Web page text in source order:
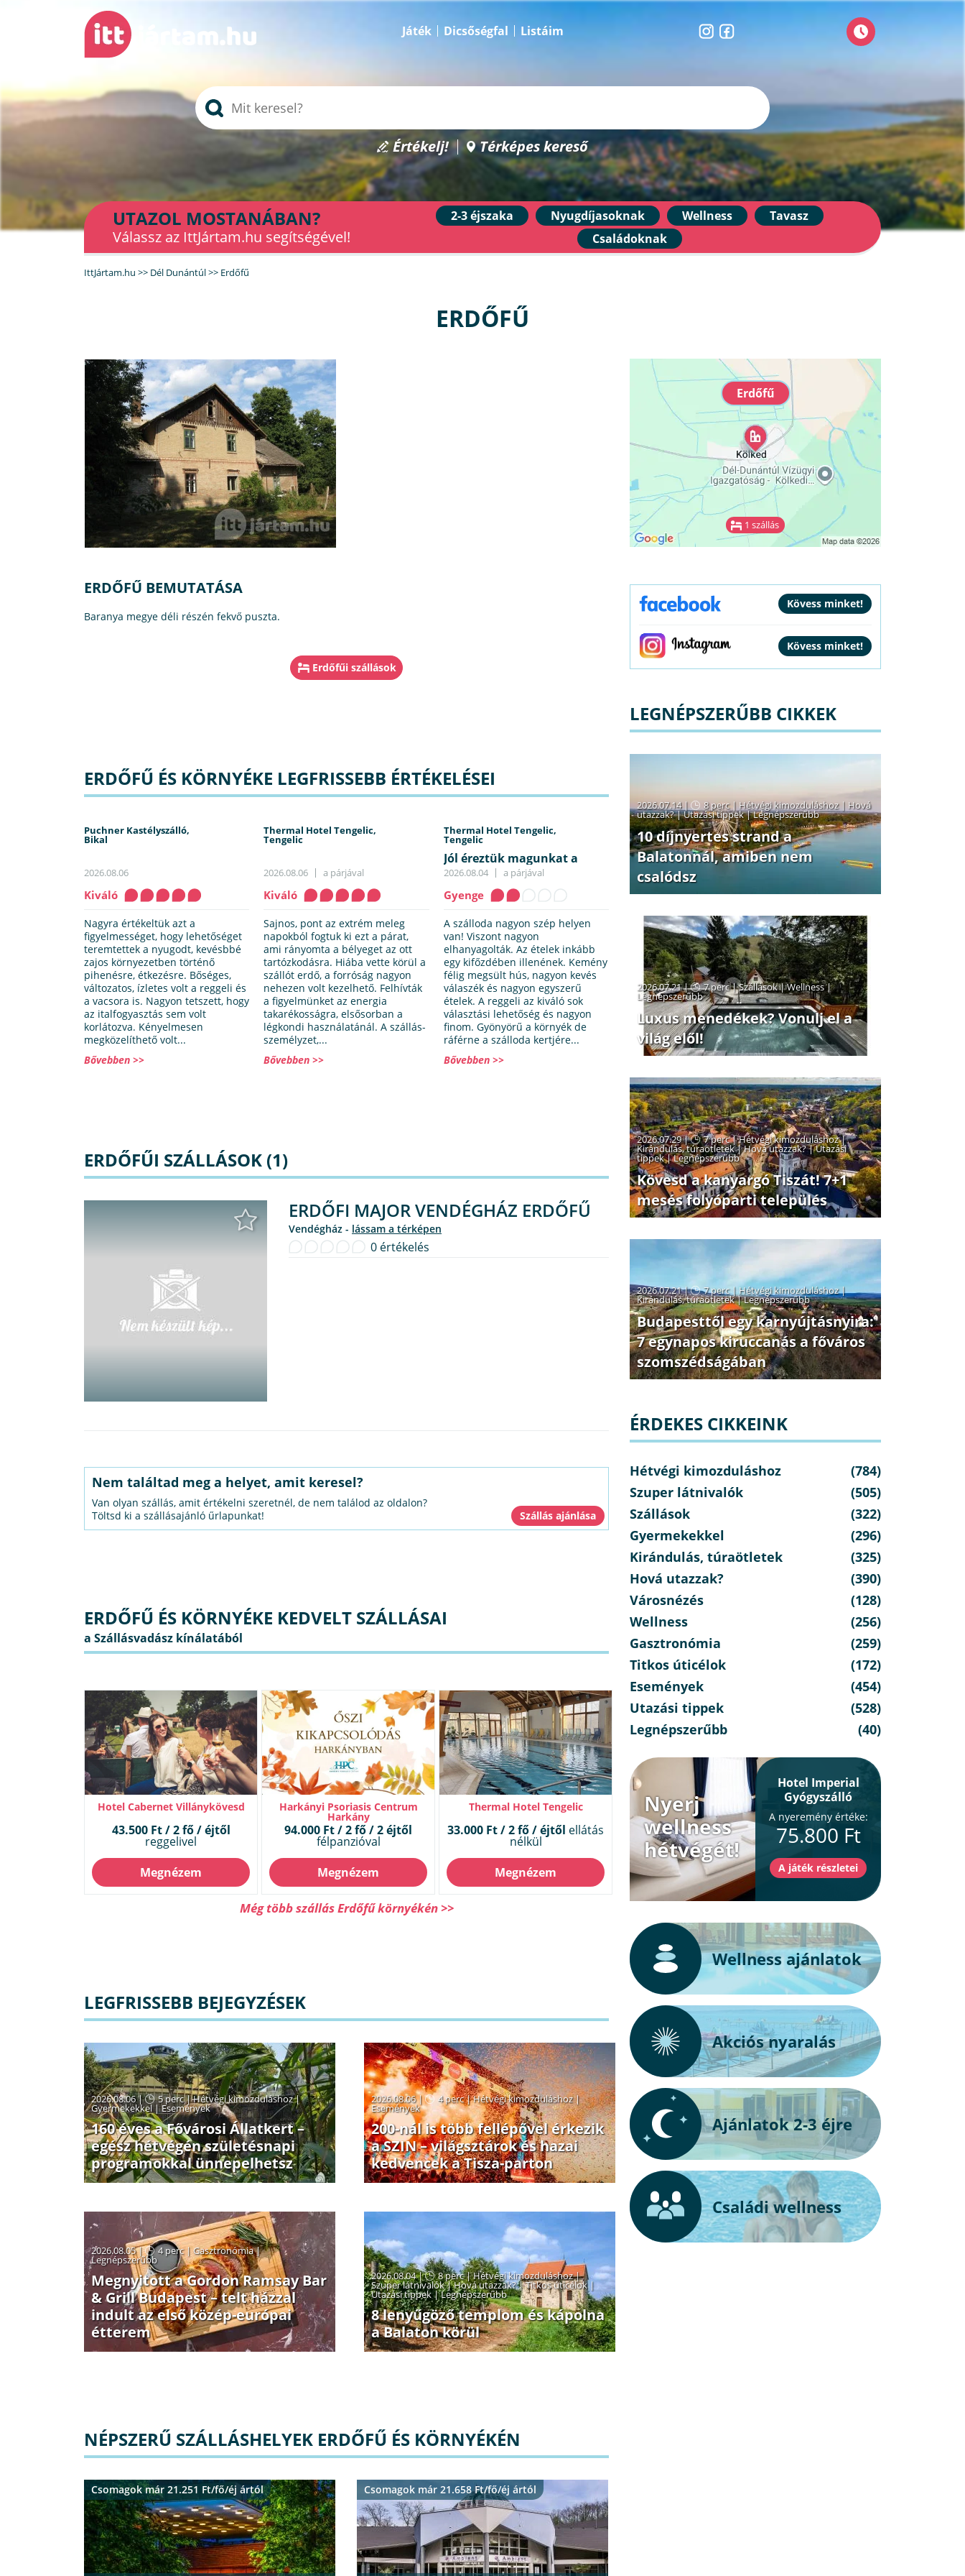
Játék Dicsőségfal Listáim
Értékelj! Térképes kereső
UTAZOL MOSTANÁBAN?
Válassz az IttJártam.hu segítségével!
2-3 éjszaka Nyugdíjasoknak Wellness
Tavasz
Családoknak
IttJártam.hu >> Dél Dunántúl>> Erdőfű
ERDŐFŰ
ERDŐFŰ BEMUTATÁSA
Baranya megye déli részén fekvő puszta.
Erdőfűi szállások
ERDŐFŰ ÉS KÖRNYÉKE LEGFRISSEBB ÉRTÉKELÉSEI
Puchner Kastélyszálló,
Bikal
2026.08.06
Kiváló
Nagyra értékeltük azt a
figyelmességet, hogy lehetőséget
teremtettek a nyugodt, kevésbbé
zajos környezetben történő
pihenésre, étkezésre. Bőséges,
változatos, ízletes volt a reggeli és
a vacsora is. Nagyon tetszett, hogy
az italfogyasztás sem volt
korlátozva. Kényelmesen
megközelíthető volt...
Bővebben >>
Thermal Hotel Tengelic,
Tengelic
2026.08.06 a párjával
Kiváló
Sajnos, pont az extrém meleg
napokból fogtuk ki ezt a párat,
ami rányomta a bélyeget az ott
tartózkodásra. Hiába vette körül a
szállót erdő, a forróság nagyon
nehezen volt kezelhető. Felhívták
a figyelmünket az energia
takarékosságra, elsősorban a
légkondi használatánál. A szállás-
személyzet,...
Bővebben >>
Thermal Hotel Tengelic,
Tengelic
Jól éreztük magunkat a
hiányosságok ellenére
2026.08.04 a párjával
Gyenge
A szálloda nagyon szép helyen
van! Viszont nagyon
elhanyagolták. Az ételek inkább
egy kifőzdében illenének. Kemény
félig megsült hús, nagyon kevés
válaszék és nagyon egyszerű
ételek. A reggeli az kiváló sok
választási lehetőség és nagyon
finom. Gyönyörű a környék de
ráférne a szálloda kertjére...
Bővebben >>
ERDŐFŰI SZÁLLÁSOK (1)
ERDŐFI MAJOR VENDÉGHÁZ ERDŐFŰ
Vendégház - lássam a térképen
0 értékelés
Nem találtad meg a helyet, amit keresel?
Van olyan szállás, amit értékelni szeretnél, de nem találod az oldalon?
Töltsd ki a szállásajánló űrlapunkat!
ERDŐFŰ ÉS KÖRNYÉKE KEDVELT SZÁLLÁSAI
Hotel Cabernet Villánykövesd
43.500 Ft / 2 fő / éjtől
reggelivel
Megnézem
Harkányi Psoriasis Centrum
Harkány
94.000 Ft / 2 fő / 2 éjtől
félpanzióval
Megnézem
Thermal Hotel Tengelic
33.000 Ft / 2 fő / éjtől ellátás
nélkül
Megnézem
Még több szállás Erdőfű környékén >>
LEGFRISSEBB BEJEGYZÉSEK
2026.08.06 | 5 perc|Hétvégi kimozduláshoz|
Gyermekekkel|Események
160 éves a Fővárosi Állatkert –
egész hétvégén születésnapi
programokkal ünnepelhetsz
2026.08.06 | 4 perc|Hétvégi kimozduláshoz|
Események
200-nál is több fellépővel érkezik
a SZIN – világsztárok és hazai
kedvencek a Tisza-parton
2026.08.05 | 4 perc|Gasztronómia|
Legnépszerűbb
Megnyitott a Gordon Ramsay Bar
& Grill Budapest – telt házzal
indult az első közép-európai
étterem
2026.08.04 | 8 perc|Hétvégi kimozduláshoz|
Szuper látnivalók|Hová utazzak?|Titkos úticélok|
Utazási tippek|Legnépszerűbb
8 lenyűgöző templom és kápolna
a Balaton körül
NÉPSZERŰ SZÁLLÁSHELYEK ERDŐFŰ ÉS KÖRNYÉKÉN
Csomagok már 21.251 Ft/fő/éj ártól Csomagok már 21.658 Ft/fő/éj ártól
Erdőfű
1 szállás
LEGNÉPSZERŰBB CIKKEK
2026.07.14 | 8 perc| Hétvégi kimozduláshoz| Hová
utazzak?|Utazási tippek|Legnépszerűbb
10 díjnyertes strand a
Balatonnál, amiben nem
csalódsz
2026.07.21 | 7 perc|Szállások|Wellness|
Legnépszerűbb
Luxus menedékek? Vonulj el a
világ elől!
2026.07.29 | 7 perc|Hétvégi kimozduláshoz|
Kirándulás, túraötletek|Hová utazzak?|Utazási
tippek|Legnépszerűbb
Kövesd a kanyargó Tiszát! 7+1
mesés folyóparti település
2026.07.21 | 7 perc| Hétvégi kimozduláshoz|
Kirándulás, túraötletek|Legnépszerűbb
Budapesttől egy karnyújtásnyira:
7 egynapos kiruccanás a főváros
szomszédságában
ÉRDEKES CIKKEINK
Hétvégi kimozduláshoz
(784)
Szuper látnivalók
(505)
Szállások
(322)
Gyermekekkel
(296)
Kirándulás, túraötletek
(325)
Hová utazzak?
(390)
Városnézés
(128)
Wellness
(256)
Gasztronómia
(259)
Titkos úticélok
(172)
Események
(454)
Utazási tippek
(528)
Legnépszerűbb
(40)
Nyerj
wellness
hétvégét!
Hotel Imperial
Gyógyszálló
A nyeremény értéke:
75.800 Ft
Wellness ajánlatok
Akciós nyaralás
Ajánlatok 2-3 éjre
Családi wellness